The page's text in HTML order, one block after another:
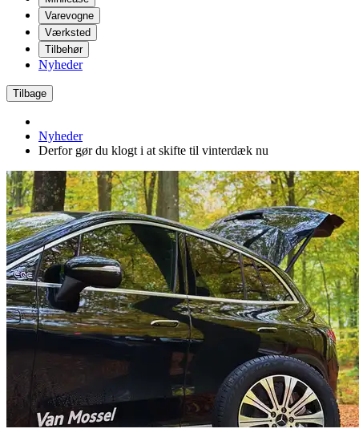
Varevogne
Værksted
Tilbehør
Nyheder
Tilbage
Nyheder
Derfor gør du klogt i at skifte til vinterdæk nu